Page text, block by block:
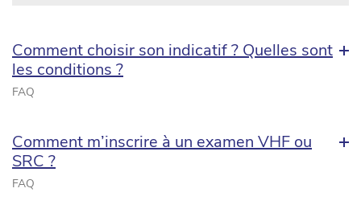
Comment choisir son indicatif ? Quelles sont
les conditions ?
FAQ
Comment m’inscrire à un examen VHF ou
SRC ?
FAQ